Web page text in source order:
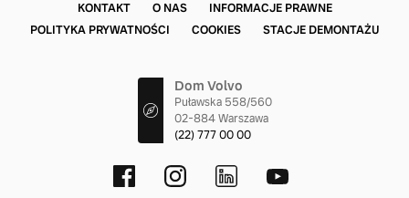
KONTAKT O NAS
INFORMACJE PRAWNE
POLITYKA PRYWATNOŚCI
COOKIES STACJE DEMONTAŻU
Dom Volvo
Puławska 558/560
02-884 Warszawa
(22) 777 00 00